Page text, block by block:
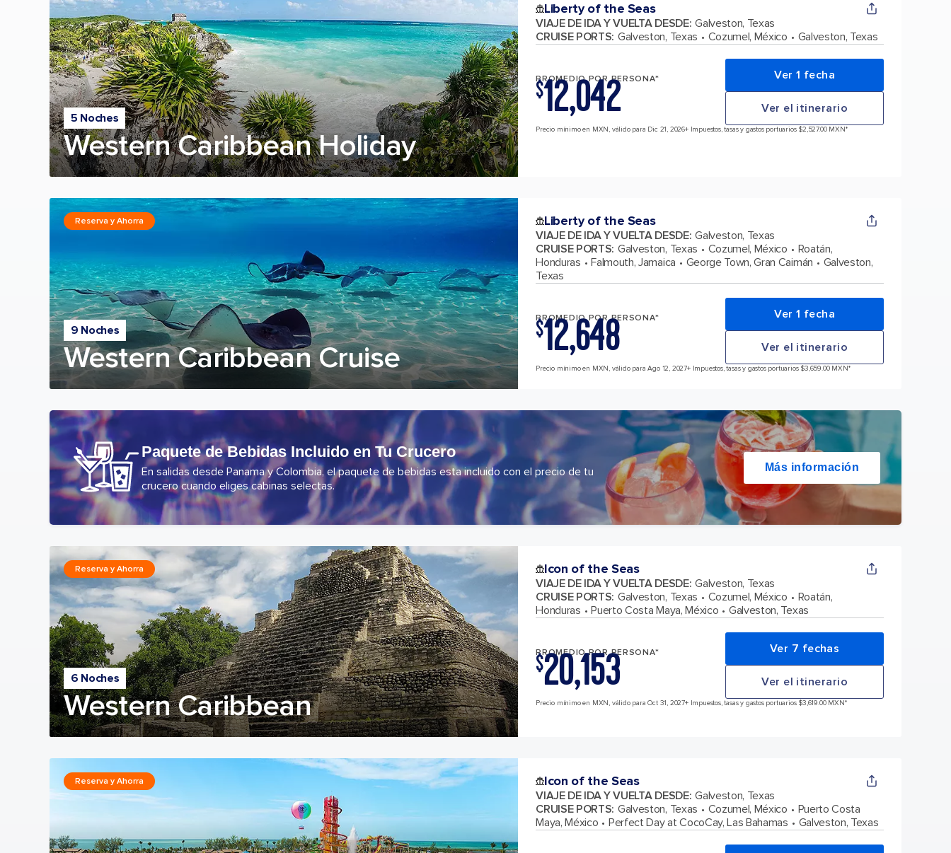
5 Noches
Western Caribbean Holiday
Liberty of the Seas
VIAJE DE IDA Y VUELTA DESDE: Galveston, Texas
CRUISE PORTS: Galveston, Texas Cozumel, México Galveston, Texas
PROMEDIO POR PERSONA*
$12,042 Ver 1 fecha
Ver el itinerario
Precio mínimo en MXN, válido para Dic 21, 2026+ Impuestos, tasas y gastos portuarios $2,527.00 MXN*
9 Noches
Western Caribbean Cruise
Reserva y Ahorra Liberty of the Seas
VIAJE DE IDA Y VUELTA DESDE: Galveston, Texas
CRUISE PORTS: Galveston, Texas Cozumel, México
Roatán,
Honduras
Falmouth, Jamaica George Town, Gran Caimán
Galveston,
Texas
PROMEDIO POR PERSONA*
$12,648 Ver 1 fecha
Ver el itinerario
Precio mínimo en MXN, válido para Ago 12, 2027+ Impuestos, tasas y gastos portuarios $3,659.00 MXN*
Paquete de Bebidas Incluido en Tu Crucero
En salidas desde Panama y Colombia, el paquete de bebidas esta incluido con el precio de tu
crucero cuando eliges cabinas selectas.
Más información
6 Noches
Western Caribbean
Reserva y Ahorra Icon of the Seas
VIAJE DE IDA Y VUELTA DESDE: Galveston, Texas
CRUISE PORTS: Galveston, Texas Cozumel, México
Roatán,
Honduras
Puerto Costa Maya, México Galveston, Texas
PROMEDIO POR PERSONA*
$20,153 Ver 7 fechas
Ver el itinerario
Precio mínimo en MXN, válido para Oct 31, 2027+ Impuestos, tasas y gastos portuarios $3,619.00 MXN*
Reserva y Ahorra Icon of the Seas
VIAJE DE IDA Y VUELTA DESDE: Galveston, Texas
CRUISE PORTS: Galveston, Texas Cozumel, México
Puerto Costa
Maya, México
Perfect Day at CocoCay, Las Bahamas Galveston, Texas